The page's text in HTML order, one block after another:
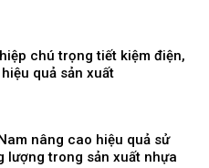
chú trọng tiết kiệm điện,
quả sản xuất
nâng cao hiệu quả sử
lượng trong sản xuất nhựa